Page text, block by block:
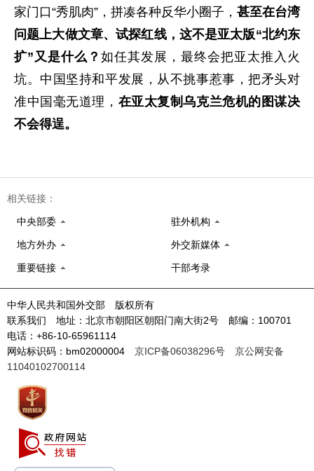
家门口“秀肌肉”，拼凑各种反华小圈子， 甚至在台湾
问题上大做文章、试探红线，这不是亚太版“北约东
扩”又是什么？ 如任其发展，最终会把亚太推入火
坑。中国坚持和平发展，从不挑事惹事，把矛头对
准中国毫无道理， 在亚太复制乌克兰危机的图谋决
不会得逞。
相关链接：
中央部委 驻外机构
地方外办 外交新媒体
重要链接 干部考录
中华人民共和国外交部 版权所有
联系我们 地址：北京市朝阳区朝阳门南大街2号 邮编：100701
电话：+86-10-65961114
网站标识码：bm02000004 京ICP备06038296号
京公网安备
11040102700114